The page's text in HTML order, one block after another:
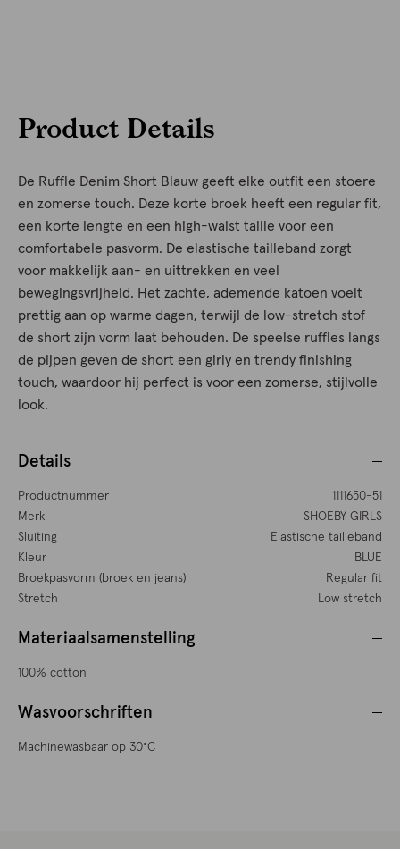
Product Details
De Ruffle Denim Short Blauw geeft elke outfit een stoere
en zomerse touch. Deze korte broek heeft een regular fit,
een korte lengte en een high-waist taille voor een
comfortabele pasvorm. De elastische tailleband zorgt
voor makkelijk aan- en uittrekken en veel
bewegingsvrijheid. Het zachte, ademende katoen voelt
prettig aan op warme dagen, terwijl de low-stretch stof
de short zijn vorm laat behouden. De speelse ruffles langs
de pijpen geven de short een girly en trendy finishing
touch, waardoor hij perfect is voor een zomerse, stijlvolle
look.
Details
Productnummer
1111650-51
Merk
SHOEBY GIRLS
Sluiting
Elastische tailleband
Kleur
BLUE
Broekpasvorm (broek en jeans)
Regular fit
Stretch
Low stretch
Materiaalsamenstelling
100% cotton
Wasvoorschriften
Machinewasbaar op 30°C